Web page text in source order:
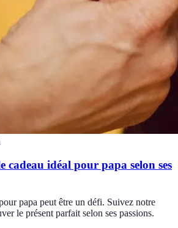
cadeau idéal pour papa selon ses
papa peut être un défi. Suivez notre
le présent parfait selon ses passions.